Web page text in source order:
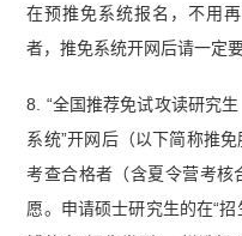
在预推免系统报名，不用
者，推免系统开网后请一定
8. “全国推荐免试攻读研究
系统”开网后（以下简称推
考查合格者（含夏令营考核
愿。申请硕士研究生的在“